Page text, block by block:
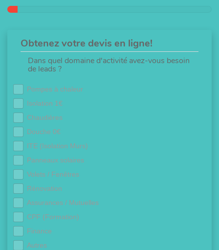
Obtenez votre devis en ligne!
Dans quel domaine d'activité avez-vous besoin
de leads ?
Pompes à chaleur
Isolation 1€
Chaudières
Douche 0€
ITE (Isolation Murs)
Panneaux solaires
Volets / Fenêtres
Rénovation
Assurances / Mutuelles
CPF (Formation)
Finance
Autres